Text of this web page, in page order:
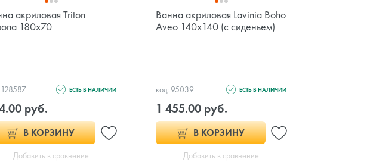
акриловая Triton
180x70
128587 ЕСТЬ В НАЛИЧИИ
руб.
В КОРЗИНУ
Добавить в сравнение
Ванна акриловая Lavinia Boho
Aveo 140x140 (с сиденьем)
код: 95039 ЕСТЬ В НАЛИЧИИ
1 455.00 руб.
В КОРЗИНУ
Добавить в сравнение